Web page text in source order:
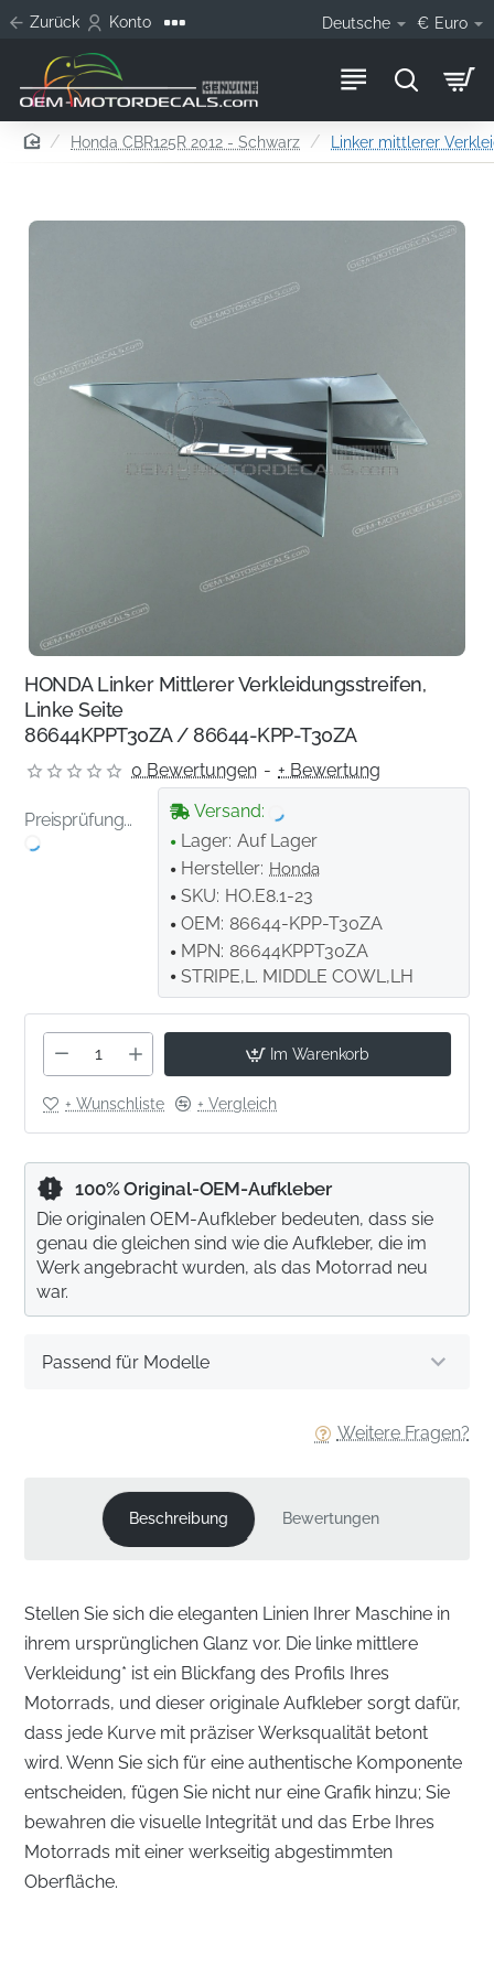
Zurück Konto Deutsche € Euro
homeHonda CBR125R 2012 - Schwarz Linker mittlerer
HONDA Linker Mittlerer Verkleidungsstreifen,
Linke Seite
86644KPPT30ZA / 86644-KPP-T30ZA
0 Bewertungen - + Bewertung
Preisprüfung...
Versand:
Lager: Auf Lager
Hersteller: Honda
SKU: HO.E8.1-23
OEM: 86644-KPP-T30ZA
MPN: 86644KPPT30ZA
STRIPE,L. MIDDLE COWL,LH
Im Warenkorb
+ Wunschliste + Vergleich
Weitere Fragen?
Passend für Modelle
100% Original-OEM-Aufkleber
Die originalen OEM-Aufkleber bedeuten, dass sie
genau die gleichen sind wie die Aufkleber, die im
Werk angebracht wurden, als das Motorrad neu
war.
Beschreibung Bewertungen
Stellen Sie sich die eleganten Linien Ihrer Maschine in
ihrem ursprünglichen Glanz vor. Die linke mittlere
Verkleidung* ist ein Blickfang des Profils Ihres
Motorrads, und dieser originale Aufkleber sorgt dafür,
dass jede Kurve mit präziser Werksqualität betont
wird. Wenn Sie sich für eine authentische Komponente
entscheiden, fügen Sie nicht nur eine Grafik hinzu; Sie
bewahren die visuelle Integrität und das Erbe Ihres
Motorrads mit einer werkseitig abgestimmten
Oberfläche.